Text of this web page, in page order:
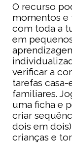
O recurso
momentos e
com toda a
em
verificar a
tarefas
familiares.
uma ficha e
criar
dois em
crianças e